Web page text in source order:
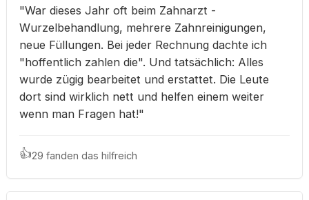
"War dieses Jahr oft beim Zahnarzt -
Wurzelbehandlung, mehrere Zahnreinigungen,
neue Füllungen. Bei jeder Rechnung dachte ich
"hoffentlich zahlen die". Und tatsächlich: Alles
wurde zügig bearbeitet und erstattet. Die Leute
dort sind wirklich nett und helfen einem weiter
wenn man Fragen hat!"
👍29 fanden das hilfreich